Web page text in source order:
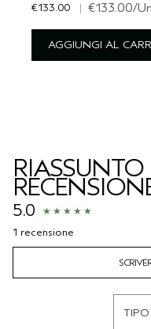
€133.00 | €133.00/
AGGIUNGI AL
5.0
1 recensione
TIPO